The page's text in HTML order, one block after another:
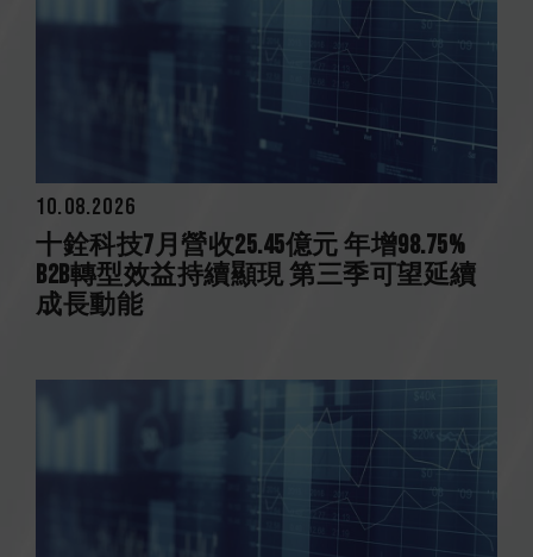
10.08.2026
十銓科技7月營收25.45億元 年增98.75%
B2B轉型效益持續顯現 第三季可望延續
成長動能